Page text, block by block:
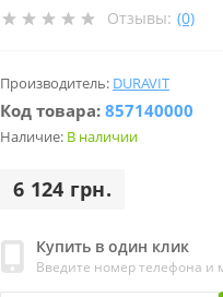
Отзывы: (0)
Производитель: DURAVIT
Код товара: 857140000
Наличие: В наличии
6 124 грн.
Купить в один клик
Введите номер телефона и